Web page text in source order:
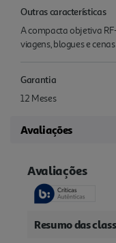
Outras características
A compacta objetiva
viagens, blogues e
Garantia
12 Meses
Avaliações